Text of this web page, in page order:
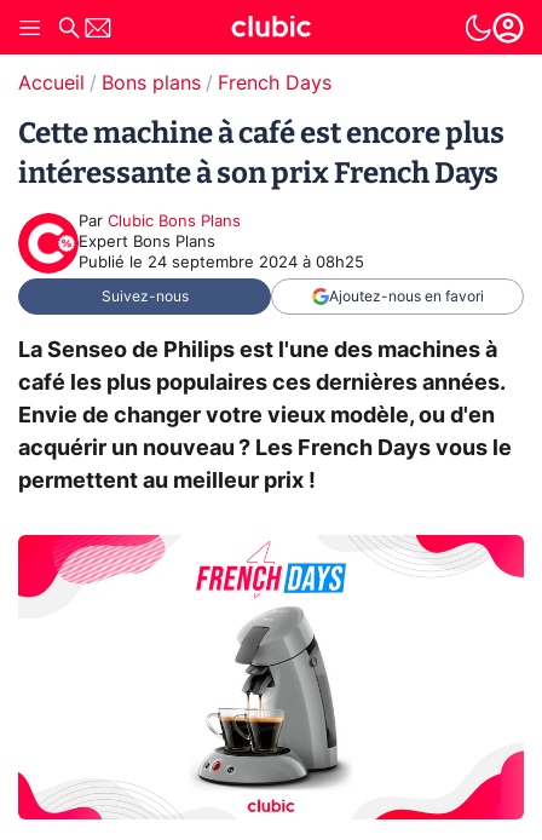
Accueil Bons plans French Days
Cette machine à café est encore plus
intéressante à son prix French Days
Par Clubic Bons Plans
Expert Bons Plans
Publié le 24 septembre 2024 à 08h25
Suivez-nous Ajoutez-nous en favori
La Senseo de Philips est l'une des machines à
café les plus populaires ces dernières années.
Envie de changer votre vieux modèle, ou d'en
acquérir un nouveau ? Les French Days vous le
permettent au meilleur prix !